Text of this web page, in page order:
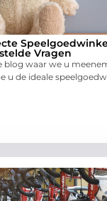
Vragen
blog waar we u
u de ideale